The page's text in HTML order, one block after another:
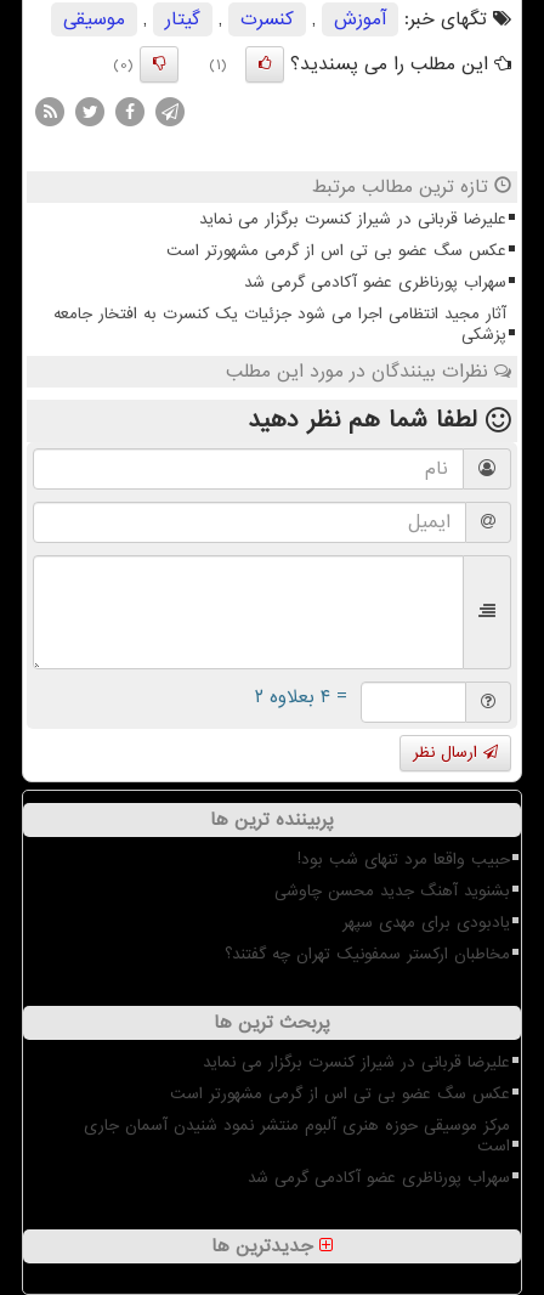
تگهای خبر:
آموزش , كنسرت , گیتار ,
موسیقی
این مطلب را می پسندید؟
(1)
(0)
تازه ترین مطالب مرتبط
علیرضا قربانی در شیراز کنسرت برگزار می نماید
عکس سگ عضو بی تی اس از گرمی مشهورتر است
سهراب پورناظری عضو آکادمی گرمی شد
آثار مجید انتظامی اجرا می شود جزئیات یک کنسرت به افتخار جامعه
پزشکی
نظرات بینندگان در مورد این مطلب
لطفا شما همنظر دهید
= ۴ بعلاوه ۲
ارسال نظر
پربیننده ترین ها
حبیب واقعا مرد تنهای شب بود!
بشنوید آهنگ جدید محسن چاوشی
یادبودی برای مهدی سپهر
مخاطبان ارکستر سمفونیک تهران چه گفتند؟
پربحث ترین ها
علیرضا قربانی در شیراز کنسرت برگزار می نماید
عکس سگ عضو بی تی اس از گرمی مشهورتر است
مرکز موسیقی حوزه هنری آلبوم منتشر نمود شنیدن آسمان جاری
است
سهراب پورناظری عضو آکادمی گرمی شد
جدیدترین ها